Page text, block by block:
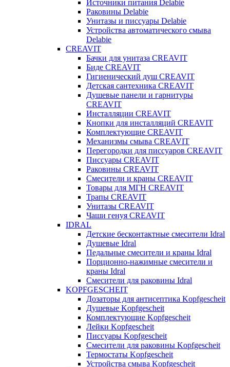
Источники питания Delabie
Раковины Delabie
Унитазы и писсуары Delabie
Устройства автоматического смыва
Delabie
CREAVIT
Бачки для унитаза CREAVIT
Биде CREAVIT
Гигиенический душ CREAVIT
Детская сантехника CREAVIT
Душевые панели и гарнитуры
CREAVIT
Инсталляции CREAVIT
Кнопки для инсталляций CREAVIT
Комплектующие CREAVIT
Механизмы смыва CREAVIT
Перегородки для писсуаров CREAVIT
Писсуары CREAVIT
Раковины CREAVIT
Смесители и краны CREAVIT
Товары для МГН CREAVIT
Трапы CREAVIT
Унитазы CREAVIT
Чаши генуя CREAVIT
IDRAL
Детские бесконтактные смесители Idral
Душевые Idral
Педальные смесители и краны Idral
Порционно-нажимные смесители и
краны Idral
Смеcители для раковины Idral
KOPFGESCHEIT
Дозаторы для антисептика Kopfgescheit
Душевые Kopfgescheit
Комплектующие Kopfgescheit
Лейки Kopfgescheit
Писсуары Kopfgescheit
Смесители для раковины Kopfgescheit
Термостаты Kopfgescheit
Устройства смыва Kopfgescheit